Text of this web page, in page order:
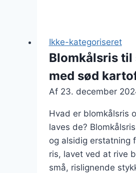
ret:
Lækkert
alternativ
Ikke-kategoriseret
Blomkålsris til
med sød
Af 23. december
Hvad er blomkålsris
laves de?
og alsidig erstatning
ris, lavet ved at rive
små, rislignende